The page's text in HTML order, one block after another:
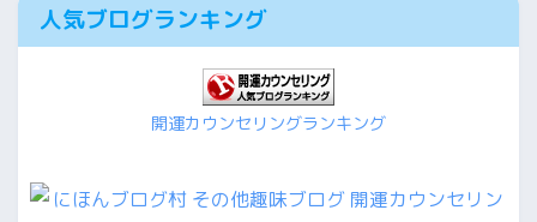
人気ブログランキング
開運カウンセリングランキング